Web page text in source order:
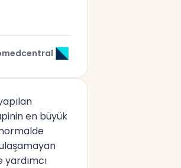
en büyük
yardımcı